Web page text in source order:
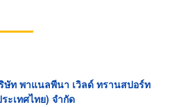
ษัท พาแนลพีนา เวิลด์ ทรานสปอร์ท
ะเทศไทย) จำกัด